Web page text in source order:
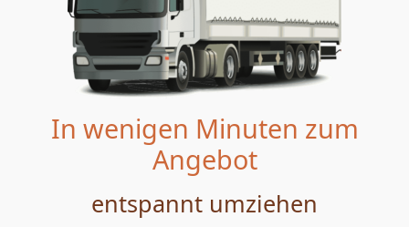
In wenigen Minuten zum
Angebot
entspannt umziehen